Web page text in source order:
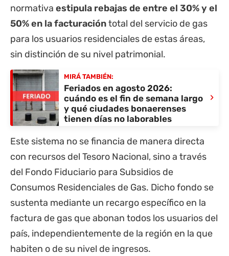
normativa estipula rebajas de entre el 30% y el
50% en la facturacióntotal del servicio de gas
para los usuarios residenciales de estas áreas,
sin distinción de su nivel patrimonial.
MIRÁ TAMBIÉN:
Feriados en agosto 2026:
cuándo es el fin de semana largo
y qué ciudades bonaerenses
tienen días no laborables
›
Este sistema no se financia de manera directa
con recursos del Tesoro Nacional, sino a través
del Fondo Fiduciario para Subsidios de
Consumos Residenciales de Gas. Dicho fondo se
sustenta mediante un recargo específico en la
factura de gas que abonan todos los usuarios del
país, independientemente de la región en la que
habiten o de su nivel de ingresos.